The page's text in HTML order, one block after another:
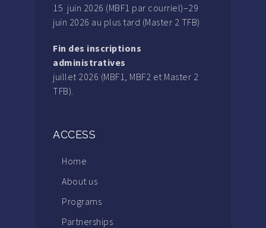
15 juin 2026 (MBF1 par courriel)–29
juin 2026 au plus tard (Master 2 TFB)
Fin des inscriptions
administratives
juillet 2026 (MBF1, MBF2 et Master 2
TFB).
ACCESS
Home
About us
Programs
Partnerships